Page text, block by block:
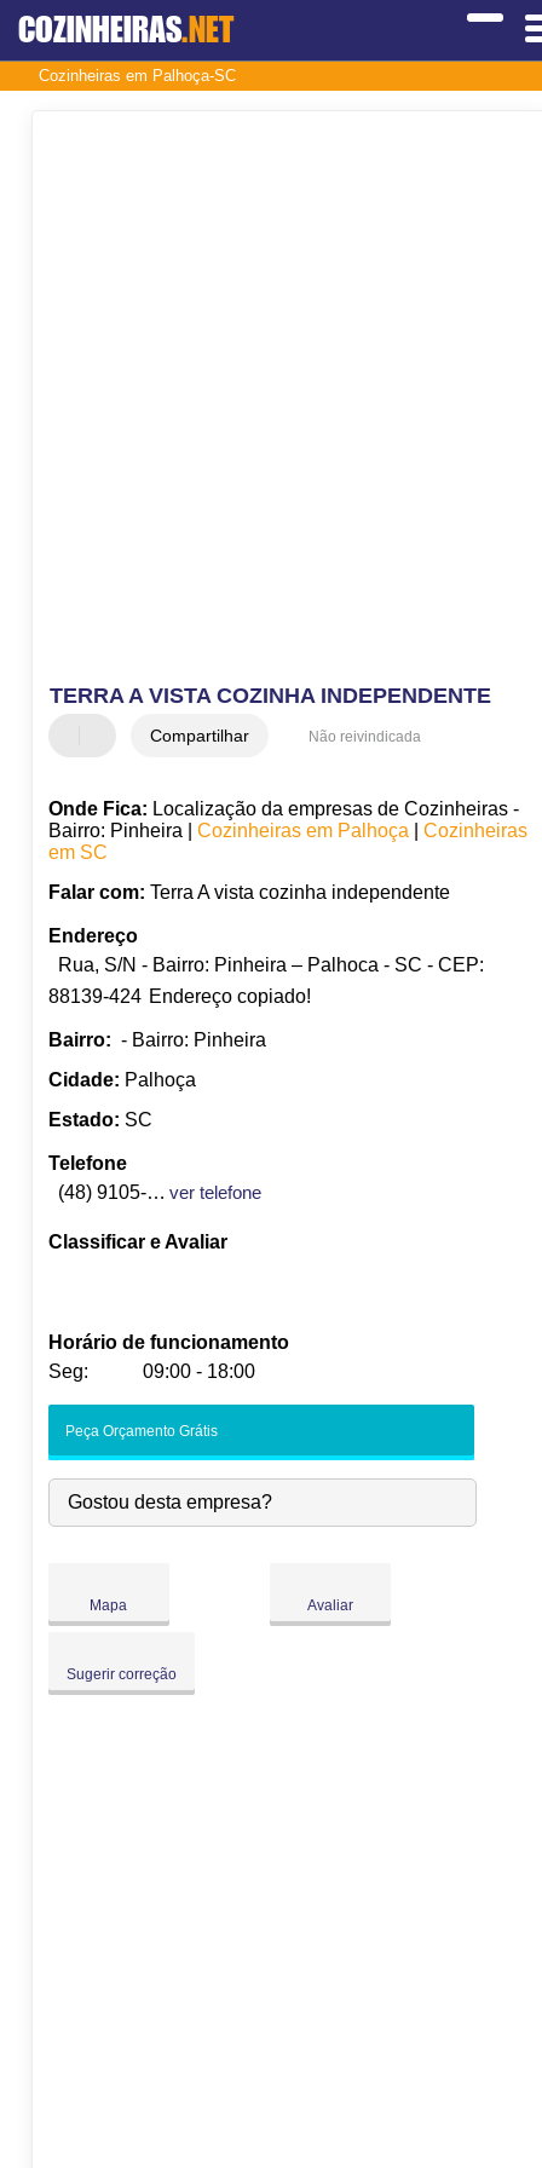
COZINHEIRAS.NET
Cozinheiras em Palhoça-SC
TERRA A VISTA COZINHA INDEPENDENTE
Compartilhar Não reivindicada
Onde Fica: Localização da empresas de Cozinheiras -
Bairro: Pinheira | Cozinheiras em Palhoça| Cozinheiras
em SC
Falar com: Terra A vista cozinha independente
Endereço
Rua, S/N - Bairro: Pinheira – Palhoca - SC - CEP:
88139-424 Endereço copiado!
Bairro: - Bairro: Pinheira
Cidade: Palhoça
Estado: SC
Telefone
(48) 9105-3352
ver telefone
Classificar e Avaliar
Horário de funcionamento
Seg:
09:00 - 18:00
-
Qua:
09:00-18:00
Qui:
09:00-18:00
Peça Orçamento Grátis
Gostou desta empresa?
Mapa Avaliar
Sugerir correção